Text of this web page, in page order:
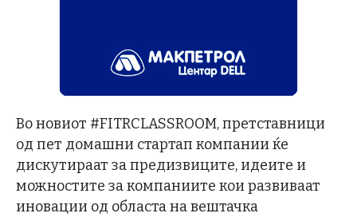
Во новиот #FITRCLASSROOM, претставници
од пет домашни стартап компании ќе
дискутираат за предизвиците, идеите и
можностите за компаниите кои развиваат
иновации од областа на вештачка